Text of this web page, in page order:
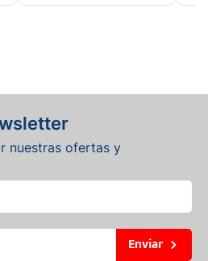
nuestras ofertas y
Enviar